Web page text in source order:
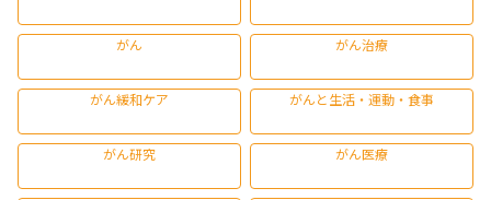
がん がん治療
がん緩和ケア がんと生活・運動・食事
がん研究 がん医療